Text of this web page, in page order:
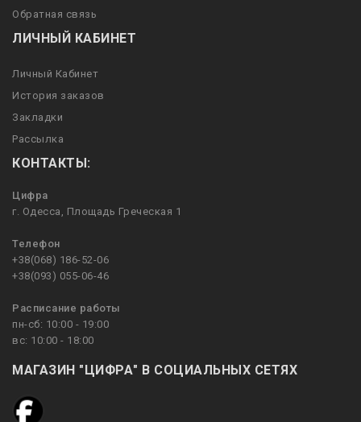
Обратная связь
ЛИЧНЫЙ КАБИНЕТ
Личный Кабинет
История заказов
Закладки
Рассылка
КОНТАКТЫ:
Цифра
г. Одесса, Площадь Греческая 1
Телефон
+38(068) 186-52-06
+38(093) 055-06-46
Расписание работы
пн-сб: 10:00 - 19:00
вс: 10:00 - 18:00
МАГАЗИН "ЦИФРА" В СОЦИАЛЬНЫХ СЕТЯХ